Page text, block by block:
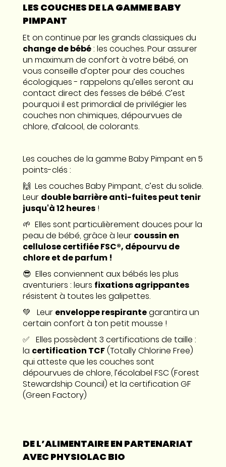
LES COUCHES DE LA GAMME BABY
PIMPANT
Et on continue par les grands classiques du
change de bébé: les couches. Pour assurer
un maximum de confort à votre bébé, on
vous conseille d’opter pour des couches
écologiques - rappelons qu’elles seront au
contact direct des fesses de bébé. C’est
pourquoi il est primordial de privilégier les
couches non chimiques, dépourvues de
chlore, d’alcool, de colorants.
Les couches de la gamme Baby Pimpant en 5
points-clés :
🙌 Les couches Baby Pimpant, c’est du solide.
Leur double barrière anti-fuites peut tenir
jusqu'à 12 heures!
🌱 Elles sont particulièrement douces pour la
peau de bébé, grâce à leur coussin en
cellulose certifiée FSC®, dépourvu de
chlore et de parfum !
😎 Elles conviennent aux bébés les plus
aventuriers : leurs fixations agrippantes
résistent à toutes les galipettes.
💚 Leur enveloppe respirantegarantira un
certain confort à ton petit mousse !
✅ Elles possèdent 3 certifications de taille :
la certification TCF(Totally Chlorine Free)
qui atteste que les couches sont
dépourvues de chlore, l’écolabel FSC (Forest
Stewardship Council) et la certification GF
(Green Factory)
DE L’ALIMENTAIRE EN PARTENARIAT
AVEC PHYSIOLAC BIO